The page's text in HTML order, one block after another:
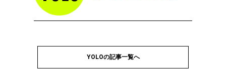
YOLOの記事一覧へ